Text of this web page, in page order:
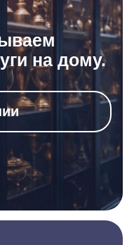
на дому.